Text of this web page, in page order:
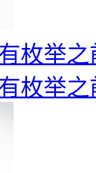
枚举
枚举